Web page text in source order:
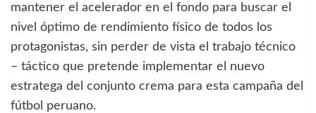
mantener el acelerador en el fondo para buscar el
nivel óptimo de rendimiento físico de todos los
protagonistas, sin perder de vista el trabajo técnico
– táctico que pretende implementar el nuevo
estratega del conjunto crema para esta campaña del
fútbol peruano.